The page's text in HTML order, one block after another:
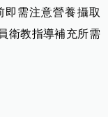
即需注意營養攝取
衛教指導補充所需